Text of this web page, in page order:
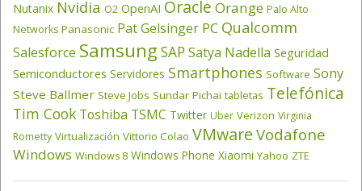
Nutanix Nvidia O2 OpenAI Oracle Orange Palo Alto
Networks Panasonic Pat Gelsinger PC Qualcomm
Salesforce Samsung SAP Satya Nadella Seguridad
Semiconductores Servidores Smartphones Software Sony
Steve Ballmer Steve Jobs Sundar Pichai tabletas Telefónica
Tim Cook Toshiba TSMC Twitter Uber Verizon Virginia
Rometty Virtualización Vittorio Colao VMwareVodafone
Windows Windows 8 Windows Phone Xiaomi Yahoo ZTE